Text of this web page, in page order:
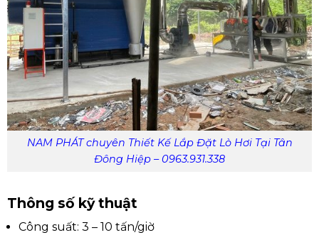
NAM PHÁT chuyên Thiết Kế Lắp Đặt Lò Hơi Tại Tân
Đông Hiệp – 0963.931.338
Thông số kỹ thuật
Công suất: 3 – 10 tấn/giờ